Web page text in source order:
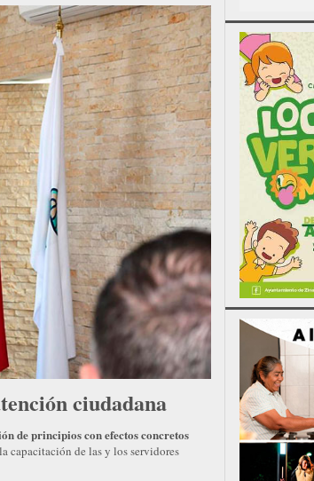
ciudadana
de principios con efectos concretos
capacitación de las y los servidores